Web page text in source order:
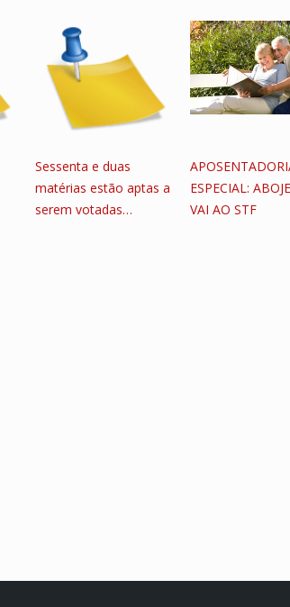
Sessenta e duas
matérias estão aptas a
serem votadas…
ESPECIAL:
VAI AO STF